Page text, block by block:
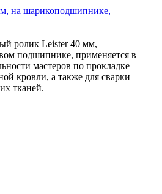
на шарикоподшипнике,
ролик Leister 40 мм,
подшипнике, применяется в
мастеров по прокладке
кровли, а также для сварки
тканей.